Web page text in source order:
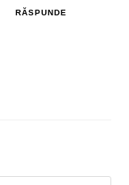
RĂSPUNDE